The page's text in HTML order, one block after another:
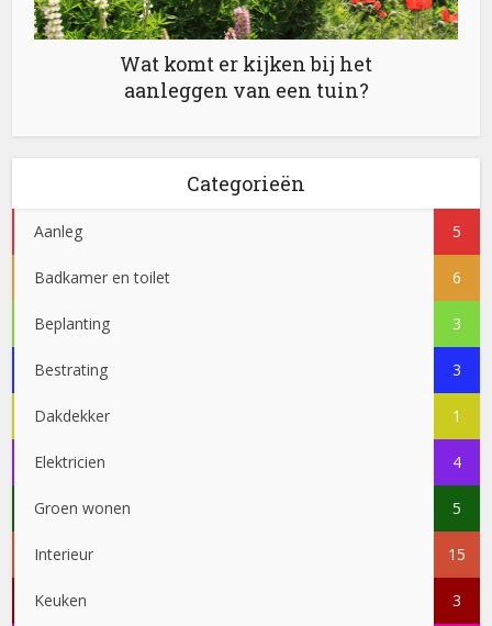
Wat komt er kijken bij het
aanleggen van een tuin?
Categorieën
Aanleg 5
Badkamer en toilet 6
Beplanting 3
Bestrating 3
Dakdekker 1
Elektricien 4
Groen wonen 5
Interieur 15
Keuken 3